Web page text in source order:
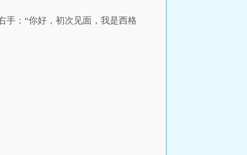
手：“你好，初次见面，我是西格